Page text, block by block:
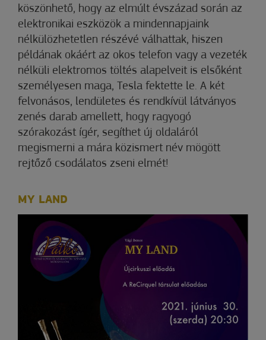
köszönhető, hogy az elmúlt évszázad során az
elektronikai eszközök a mindennapjaink
nélkülözhetetlen részévé válhattak, hiszen
példának okáért az okos telefon vagy a vezeték
nélküli elektromos töltés alapelveit is elsőként
személyesen maga, Tesla fektette le. A két
felvonásos, lendületes és rendkívül látványos
zenés darab amellett, hogy ragyogó
szórakozást ígér, segíthet új oldaláról
megismerni a mára közismert név mögött
rejtőző csodálatos zseni elmét!
MY LAND